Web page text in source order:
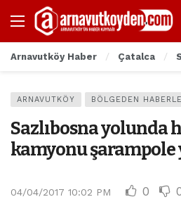
Arnavutköy Haber Çatalca
ARNAVUTKÖY BÖLGEDEN
Sazlıbosna yolunda
kamyonu şarampole
04/04/2017 10:02 PM 0